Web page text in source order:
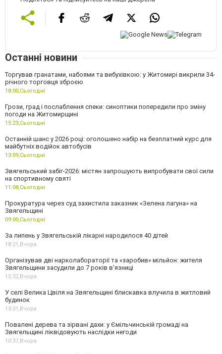
Останні новини
Торгував гранатами, набоями та вибухівкою: у Житомирі викрили 34-
річного торговця зброєю
18:00,Сьогодні
Грози, град і послаблення спеки: синоптики попередили про зміну
погоди на Житомирщині
15:23,Сьогодні
Останній шанс у 2026 році: оголошено набір на безплатний курс для
майбутніх водійок автобусів
13:09,Сьогодні
Звягельський забіг-2026: містян запрошують випробувати свої сили
на спортивному святі
11:08,Сьогодні
Прокуратура через суд захистила заказник «Зелена лагуна» на
Звягельщині
09:00,Сьогодні
За липень у Звягельській лікарні народилося 40 дітей
18:21,Вчора
Організував дві нарколабораторії та «заробив» мільйон: жителя
Звягельщини засудили до 7 років в'язниці
15:32,Вчора
У селі Велика Цвіля на Звягельщині блискавка влучила в житловий
будинок
13:01,Вчора
Повалені дерева та зірвані дахи: у Ємільчинській громаді на
Звягельщині ліквідовують наслідки негоди
10:37,Вчора